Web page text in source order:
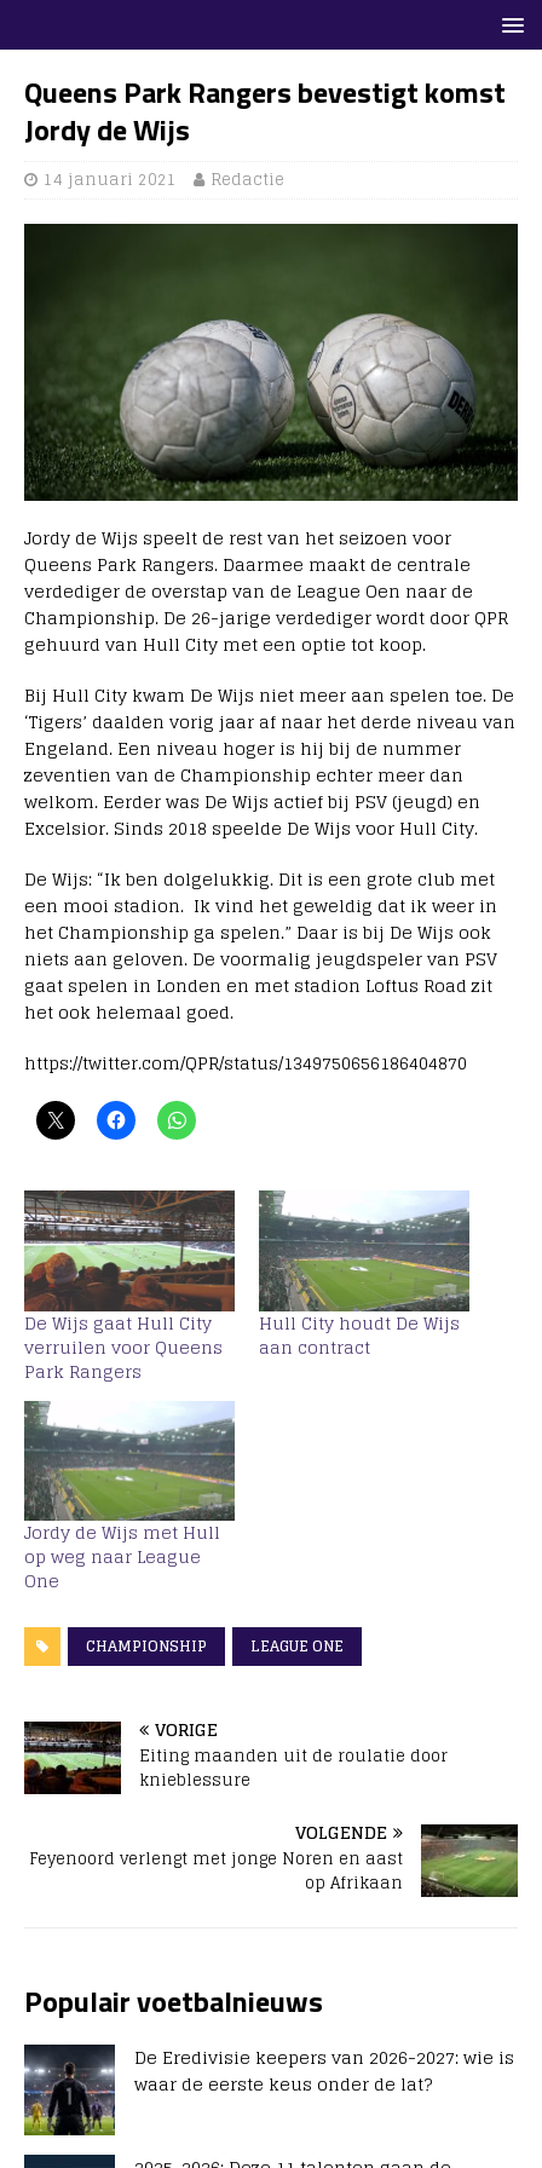
Queens Park Rangers bevestigt komst
Jordy de Wijs
14 januari 2021 Redactie
Jordy de Wijs speelt de rest van het seizoen voor
Queens Park Rangers. Daarmee maakt de centrale
verdediger de overstap van de League Oen naar de
Championship. De 26-jarige verdediger wordt door QPR
gehuurd van Hull City met een optie tot koop.
Bij Hull City kwam De Wijs niet meer aan spelen toe. De
‘Tigers’ daalden vorig jaar af naar het derde niveau van
Engeland. Een niveau hoger is hij bij de nummer
zeventien van de Championship echter meer dan
welkom. Eerder was De Wijs actief bij PSV (jeugd) en
Excelsior. Sinds 2018 speelde De Wijs voor Hull City.
De Wijs: “Ik ben dolgelukkig. Dit is een grote club met
een mooi stadion. Ik vind het geweldig dat ik weer in
het Championship ga spelen.” Daar is bij De Wijs ook
niets aan geloven. De voormalig jeugdspeler van PSV
gaat spelen in Londen en met stadion Loftus Road zit
het ook helemaal goed.
https://twitter.com/QPR/status/1349750656186404870
De Wijs gaat Hull City
verruilen voor Queens
Park Rangers
Hull City houdt De Wijs
aan contract
Jordy de Wijs met Hull
op weg naar League
One
CHAMPIONSHIP LEAGUE ONE
VORIGE
Eiting maanden uit de roulatie door
knieblessure
VOLGENDE
Feyenoord verlengt met jonge Noren en aast
op Afrikaan
Populair voetbalnieuws
De Eredivisie keepers van 2026-2027: wie is
waar de eerste keus onder de lat?